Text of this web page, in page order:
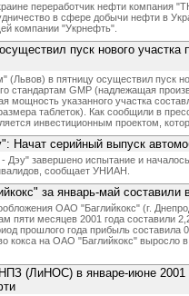
переработчик нефти компания
в сфере добычи нефти в
компании "Укрнефть".
пуск нового участка
в пятницу осуществил пуск
стандартам GMP (надлежащая
мощность указанного участка
таблеток). Как сообщили в
инвестиционным проектом,
Начат серийный выпуск
завершено испытание и
сообщает УНИАН.
за январь-май составили
ОАО "Баглийкокс" (г.
пяти месяцев 2001 года составили
прошлого года прибыль составила
кокса на ОАО "Баглийкокс" выросло
(ЛиНОС) в январе-июне 2001